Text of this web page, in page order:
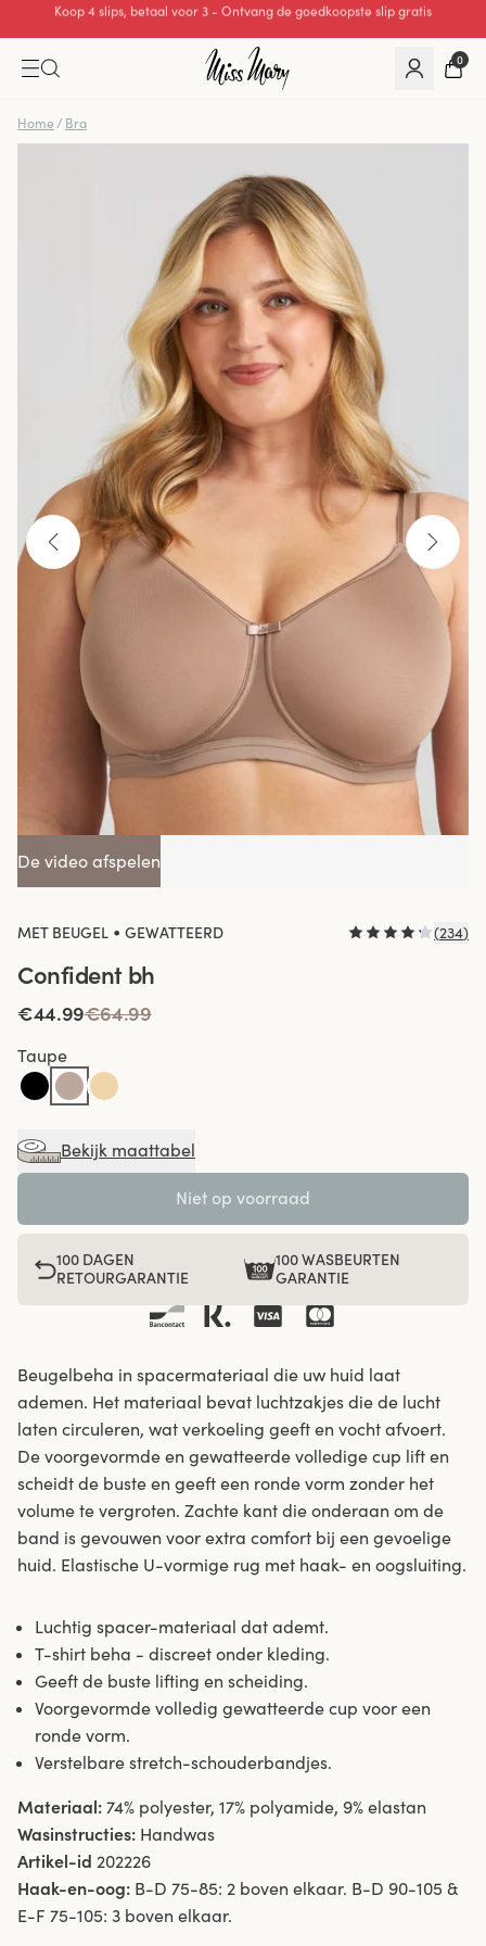
Uitstekende 0 van 5
0
Home / Bra
De video afspelen
MET BEUGEL • GEWATTEERD (234)
Confident bh
€44.99€64.99
Taupe
Bekijk maattabel
Niet op voorraad
100 DAGEN
RETOURGARANTIE
100 WASBEURTEN
GARANTIE
Beugelbeha in spacermateriaal die uw huid laat
ademen. Het materiaal bevat luchtzakjes die de lucht
laten circuleren, wat verkoeling geeft en vocht afvoert.
De voorgevormde en gewatteerde volledige cup lift en
scheidt de buste en geeft een ronde vorm zonder het
volume te vergroten. Zachte kant die onderaan om de
band is gevouwen voor extra comfort bij een gevoelige
huid. Elastische U-vormige rug met haak- en oogsluiting.
Luchtig spacer-materiaal dat ademt.
T-shirt beha - discreet onder kleding.
Geeft de buste lifting en scheiding.
Voorgevormde volledig gewatteerde cup voor een
ronde vorm.
Verstelbare stretch-schouderbandjes.
Materiaal: 74% polyester, 17% polyamide, 9% elastan
Wasinstructies: Handwas
Artikel-id 202226
Haak-en-oog: B-D 75-85: 2 boven elkaar. B-D 90-105 &
E-F 75-105: 3 boven elkaar.